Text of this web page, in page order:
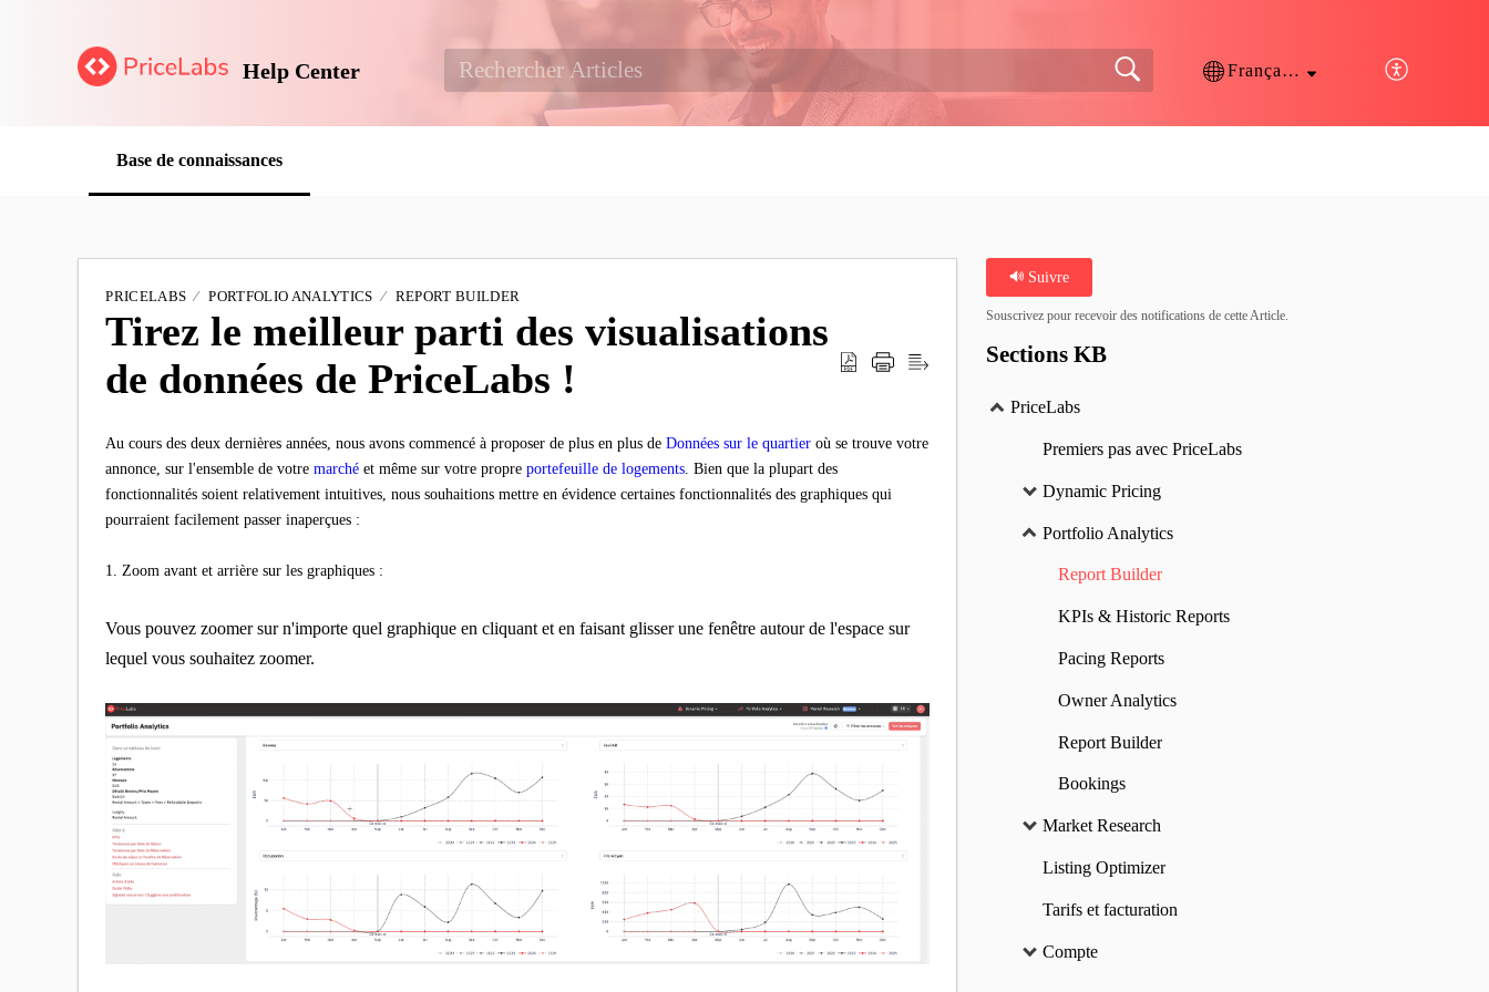
Help Center Français (France)
Base de connaissances
PRICELABS PORTFOLIO ANALYTICS REPORT BUILDER
Tirez le meilleur parti des visualisations
de données de PriceLabs !
Au cours des deux dernières années, nous avons commencé à proposer de plus en plus deDonnées sur le quartier où se trouve votre
annonce, sur l'ensemble de votremarché et même sur votre propreportefeuille de logements. Bien que la plupart des
fonctionnalités soient relativement intuitives, nous souhaitions mettre en évidence certaines fonctionnalités des graphiques qui
pourraient facilement passer inaperçues :
1. Zoom avant et arrière sur les graphiques :
Vous pouvez zoomer sur n'importe quel graphique en cliquant et en faisant glisser une fenêtre autour de l'espace sur
lequel vous souhaitez zoomer.
Suivre
Souscrivez pour recevoir des notifications de cette Article.
Sections KB
PriceLabs
Premiers pas avec PriceLabs
Dynamic Pricing
Portfolio Analytics
Report Builder
KPIs & Historic Reports
Pacing Reports
Owner Analytics
Report Builder
Bookings
Market Research
Listing Optimizer
Tarifs et facturation
Compte